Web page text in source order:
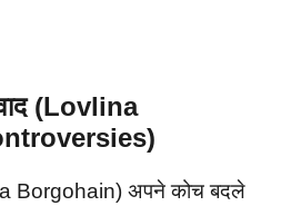
(Lovlina
Borgohain) अपने कोच बदले